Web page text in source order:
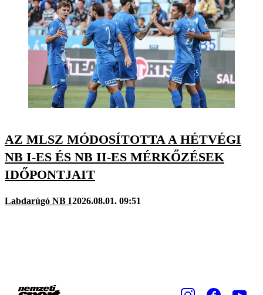
AZ MLSZ MÓDOSÍTOTTA A HÉTVÉGI
NB I-ES ÉS NB II-ES MÉRKŐZÉSEK
IDŐPONTJAIT
Labdarúgó NB I2026.08.01. 09:51